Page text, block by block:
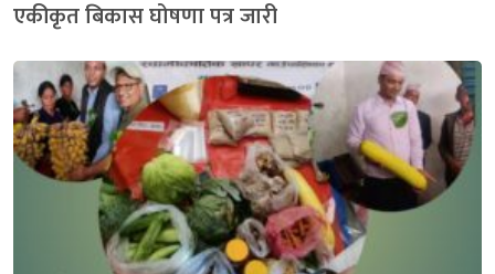
एकीकृत बिकास घोषणा पत्र जारी